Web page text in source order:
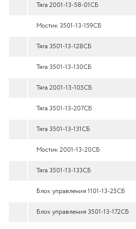
Тяга 2001-13-58-01СБ
Мостик 3501-13-159СБ
Тяга 3501-13-128СБ
Тяга 3501-13-130СБ
Тяга 2001-13-105СБ
Тяга 3501-13-207СБ
Тяга 3501-13-131СБ
Мостик 2001-13-20СБ
Тяга 3501-13-133СБ
Блок управления 1101-13-25СБ
Блок управления 3501-13-172СБ